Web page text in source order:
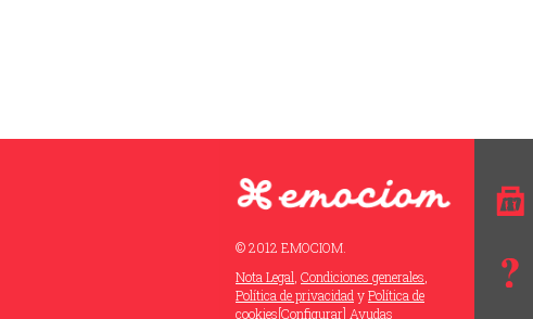
© 2012 EMOCIOM.
Nota Legal Condiciones generales
Política de privacidad yPolítica de
cookies[Configurar] Ayudas